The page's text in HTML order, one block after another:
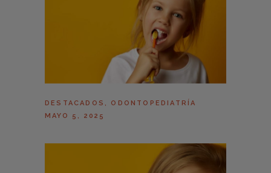
DESTACADOS
ODONTOPEDIATRÍA
MAYO 5, 2025